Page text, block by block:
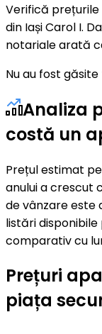
Verifică
din Iași Carol I.
notariale arată
Nu au fost
Analiza
costă un
Prețul estimat
anului a crescut
de vânzare este
listări
comparativ cu
Prețuri
piața